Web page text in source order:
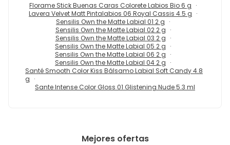
Florame Stick Buenas Caras Colorete Labios Bio 6 g
Lavera Velvet Matt Pintalabios 06 Royal Cassis 4.5 g
Sensilis Own the Matte Labial 01 2 g
Sensilis Own the Matte Labial 02 2 g
Sensilis Own the Matte Labial 03 2 g
Sensilis Own the Matte Labial 05 2 g
Sensilis Own the Matte Labial 06 2 g
Sensilis Own the Matte Labial 04 2 g
Santé Smooth Color Kiss Bálsamo Labial Soft Candy 4.8
g
Sante Intense Color Gloss 01 Glistening Nude 5.3 ml
Mejores ofertas